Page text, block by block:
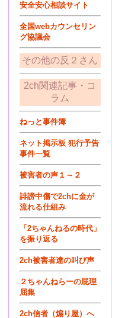
安全安心相談サイト
全国webカウンセリン
グ協議会
その他の反２さん
2ch関連記事・コ
ラム
ねっと事件簿
ネット掲示板 犯行予告
事件一覧
被害者の声１～２
誹謗中傷で2chに金が
流れる仕組み
「2ちゃんねるの時代」
を振り返る
2ch被害者達の叫び声
２ちゃんねらーの屁理
屈集
2ch信者（煽り屋）へ